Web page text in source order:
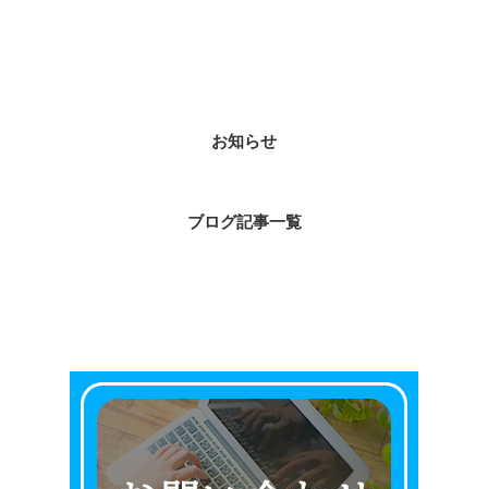
お知らせ
ブログ記事一覧